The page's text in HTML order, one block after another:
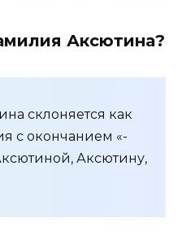
Аксютина?
склоняется как
с окончанием «-
Аксютину,